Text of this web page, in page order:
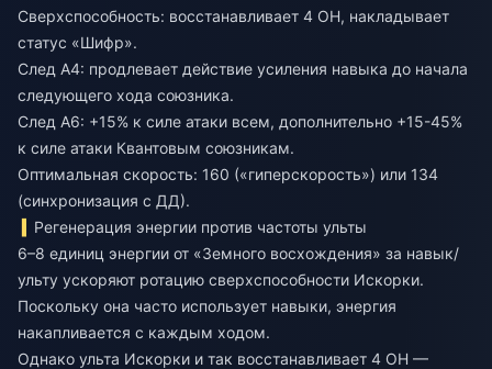
Сверхспособность: восстанавливает 4 ОН, накладывает
статус «Шифр».
След А4: продлевает действие усиления навыка до начала
следующего хода союзника.
След А6: +15% к силе атаки всем, дополнительно +15-45%
к силе атаки Квантовым союзникам.
Оптимальная скорость: 160 («гиперскорость») или 134
(синхронизация с ДД).
Регенерация энергии против частоты ульты
6–8 единиц энергии от «Земного восхождения» за навык/
ульту ускоряют ротацию сверхспособности Искорки.
Поскольку она часто использует навыки, энергия
накапливается с каждым ходом.
Однако ульта Искорки и так восстанавливает 4 ОН —